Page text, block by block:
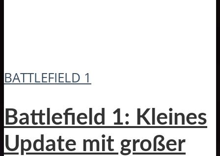
BATTLEFIELD 1
Battlefield 1: Kleines
Update mit großer